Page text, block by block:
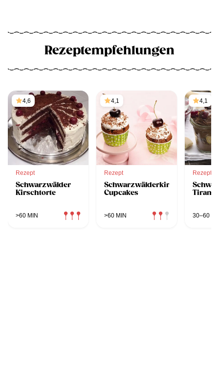
Rezeptempfehlungen
4,6
Rezept
Schwarzwälder
Kirschtorte
>60 MIN
4,1
Rezept
Schwarzwälderkirsch
Cupcakes
>60 MIN
4,1
Rezept
30–60